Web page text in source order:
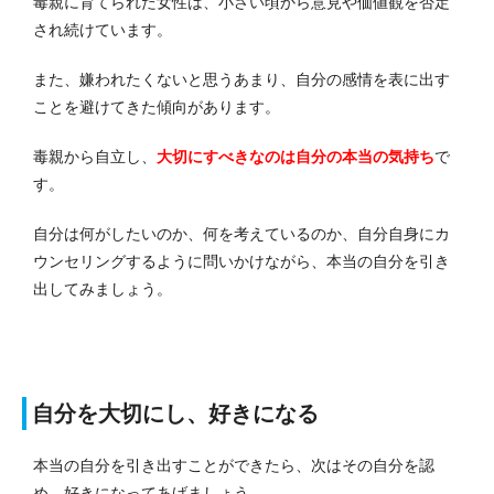
され続けています。
また、嫌われたくないと思うあまり、自分の感情を表に出す
ことを避けてきた傾向があります。
毒親から自立し、 大切にすべきなのは自分の本当の気持ちで
す。
自分は何がしたいのか、何を考えているのか、自分自身にカ
ウンセリングするように問いかけながら、本当の自分を引き
出してみましょう。
自分を大切にし、好きになる
本当の自分を引き出すことができたら、次はその自分を認